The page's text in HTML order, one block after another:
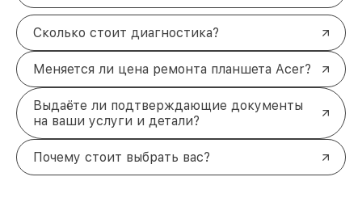
Сколько стоит диагностика?
Меняется ли цена ремонта планшета Acer?
Выдаёте ли подтверждающие документы
на ваши услуги и детали?
Почему стоит выбрать вас?